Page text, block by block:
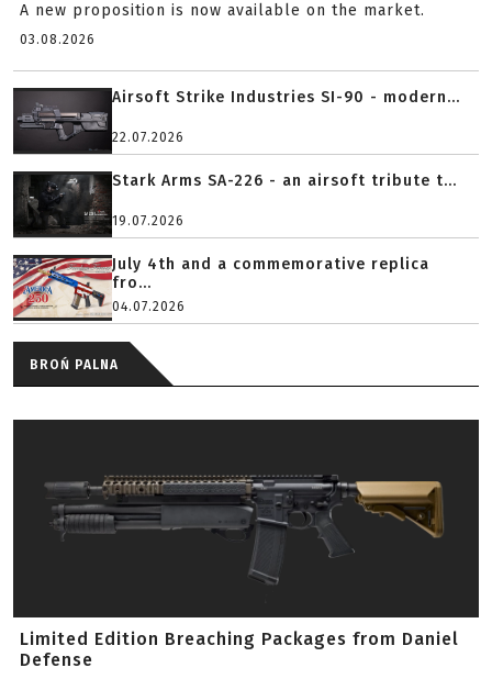
A new proposition is now available on the market.
03.08.2026
Airsoft Strike Industries SI-90 - modern...
22.07.2026
Stark Arms SA-226 - an airsoft tribute t...
19.07.2026
July 4th and a commemorative replica
fro...
04.07.2026
BROŃ PALNA
Limited Edition Breaching Packages from Daniel
Defense